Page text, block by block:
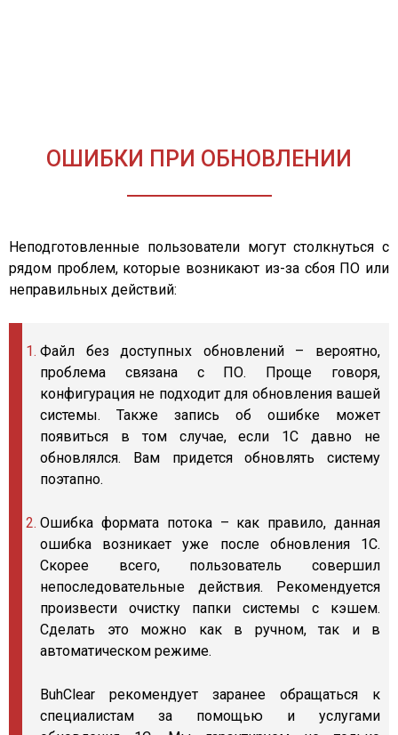
ОШИБКИ ПРИ ОБНОВЛЕНИИ
Неподготовленные пользователи могут столкнуться с
рядом проблем, которые возникают из-за сбоя ПО или
неправильных действий:
Файл без доступных обновлений – вероятно,
проблема связана с ПО. Проще говоря,
конфигурация не подходит для обновления вашей
системы. Также запись об ошибке может
появиться в том случае, если 1С давно не
обновлялся. Вам придется обновлять систему
поэтапно.
Ошибка формата потока – как правило, данная
ошибка возникает уже после обновления 1С.
Скорее всего, пользователь совершил
непоследовательные действия. Рекомендуется
произвести очистку папки системы с кэшем.
Сделать это можно как в ручном, так и в
автоматическом режиме.
BuhClear рекомендует заранее обращаться к
специалистам за помощью и услугами